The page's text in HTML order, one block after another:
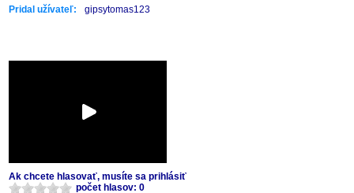
Pridal užívateľ: gipsytomas123
Ak chcete hlasovať, musíte sa prihlásiť
počet hlasov: 0